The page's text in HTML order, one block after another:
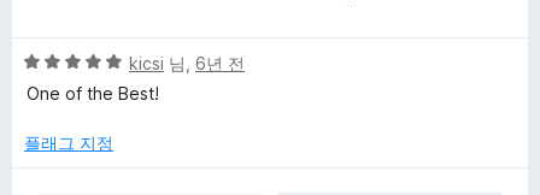
점
에
점
5
점
점
kicsi 님, 6년 전
One of the Best!
플래그 지정